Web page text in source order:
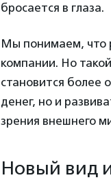
бросается в глаза.
Мы понимаем, что
компании. Но
становится более
денег, но и
зрения внешнего
Новый вид